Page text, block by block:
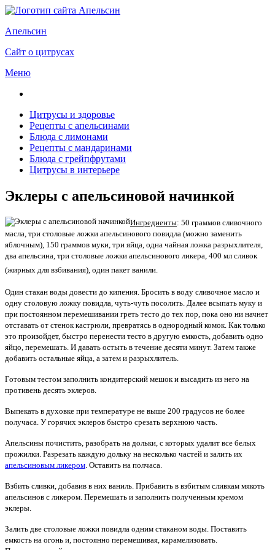
Апельсин
Сайт о цитрусах
Меню
Цитрусы и здоровье
Рецепты с апельсинами
Блюда с лимонами
Рецепты с мандаринами
Блюда с грейпфрутами
Цитрусы в интерьере
Эклеры с апельсиновой начинкой
Ингредиенты: 50 граммов сливочного
масла, три столовые ложки апельсинового повидла (можно заменить
яблочным), 150 граммов муки, три яйца, одна чайная ложка разрыхлителя,
два апельсина, три столовые ложки апельсинового ликера, 400 мл сливок
(жирных для взбивания), один пакет ванили.
Один стакан воды довести до кипения. Бросить в воду сливочное масло и
одну столовую ложку повидла, чуть-чуть посолить. Далее всыпать муку и
при постоянном перемешивании греть тесто до тех пор, пока оно ни начнет
отставать от стенок кастрюли, превратясь в однородный комок. Как только
это произойдет, быстро перенести тесто в другую емкость, добавить одно
яйцо, перемешать. И давать остыть в течение десяти минут. Затем также
добавить остальные яйца, а затем и разрыхлитель.
Готовым тестом заполнить кондитерский мешок и высадить из него на
противень десять эклеров.
Выпекать в духовке при температуре не выше 200 градусов не более
получаса. У горячих эклеров быстро срезать верхнюю часть.
Апельсины почистить, разобрать на дольки, с которых удалит все белых
прожилки. Разрезать каждую дольку на несколько частей и залить их
апельсиновым ликером . Оставить на полчаса.
Взбить сливки, добавив в них ваниль. Прибавить в взбитым сливкам мякоть
апельсинов с ликером. Перемешать и заполнить полученным кремом
эклеры.
Залить две столовые ложки повидла одним стаканом воды. Поставить
емкость на огонь и, постоянно перемешивая, карамелизовать.